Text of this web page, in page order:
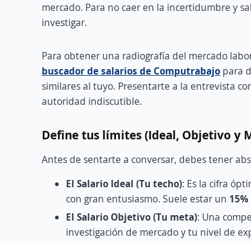
mercado. Para no caer en la incertidumbre y
investigar.
Para obtener una radiografía del mercado
buscador de salarios de Computrabajo para
similares al tuyo. Presentarte a la entrevista
autoridad indiscutible.
Define tus límites (Ideal, Objetivo y
Antes de sentarte a conversar, debes tener
El Salario Ideal (Tu techo): Es la cifra
con gran entusiasmo. Suele estar un
El Salario Objetivo (Tu meta): Una
investigación de mercado y tu nivel de